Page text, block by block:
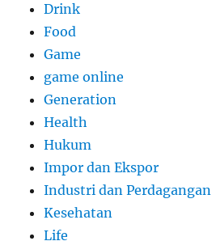
Drink
Food
Game
game online
Generation
Health
Hukum
Impor dan Ekspor
Industri dan Perdagangan
Kesehatan
Life